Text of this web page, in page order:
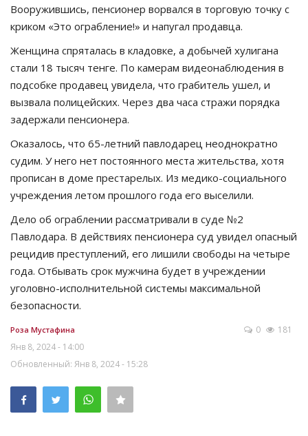
Вооружившись, пенсионер ворвался в торговую точку с
криком «Это ограбление!» и напугал продавца.
Женщина спряталась в кладовке, а добычей хулигана
стали 18 тысяч тенге. По камерам видеонаблюдения в
подсобке продавец увидела, что грабитель ушел, и
вызвала полицейских. Через два часа стражи порядка
задержали пенсионера.
Оказалось, что 65-летний павлодарец неоднократно
судим. У него нет постоянного места жительства, хотя
прописан в доме престарелых. Из медико-социального
учреждения летом прошлого года его выселили.
Дело об ограблении рассматривали в суде №2
Павлодара. В действиях пенсионера суд увидел опасный
рецидив преступлений, его лишили свободы на четыре
года. Отбывать срок мужчина будет в учреждении
уголовно-исполнительной системы максимальной
безопасности.
Роза Мустафина
Янв 8, 2024 - 14:00
Обновленный: Янв 8, 2024 - 15:28
0 181